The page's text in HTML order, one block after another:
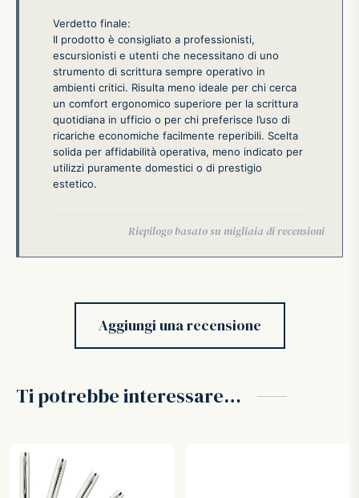
Verdetto finale:
Il prodotto è consigliato a professionisti,
escursionisti e utenti che necessitano di uno
strumento di scrittura sempre operativo in
ambienti critici. Risulta meno ideale per chi cerca
un comfort ergonomico superiore per la scrittura
quotidiana in ufficio o per chi preferisce l’uso di
ricariche economiche facilmente reperibili. Scelta
solida per affidabilità operativa, meno indicato per
utilizzi puramente domestici o di prestigio
estetico.
Aggiungi una recensione
Ti potrebbe interessare…